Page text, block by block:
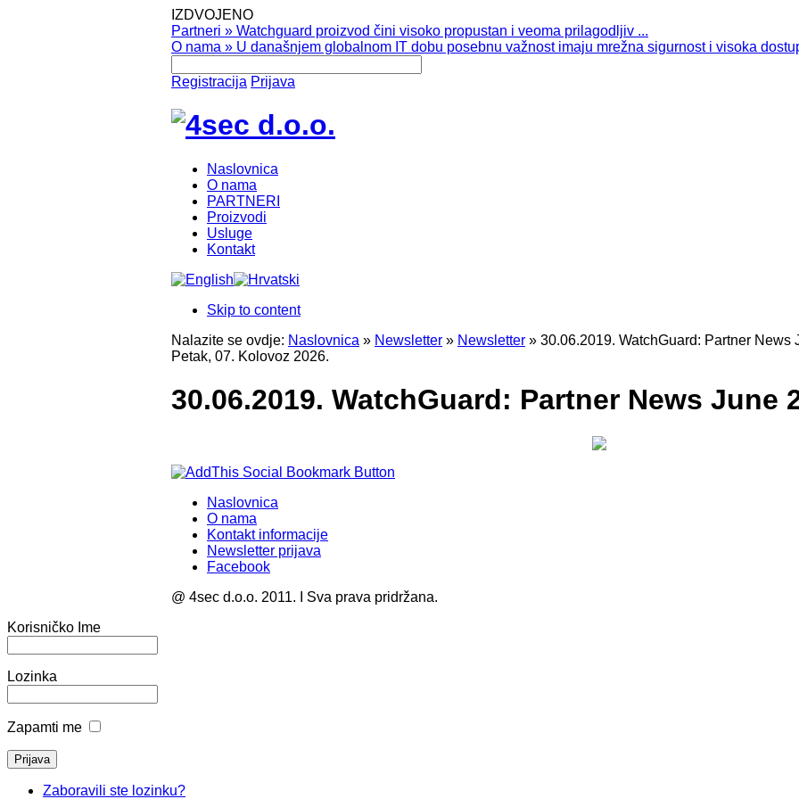
IZDVOJENO
Partneri » Watchguard proizvod čini visoko propustan i veoma prilagodljiv ...
O nama » U današnjem globalnom IT dobu posebnu važnost imaju mrežna sigurnost i visoka
Registracija Prijava
Naslovnica
O nama
PARTNERI
Proizvodi
Usluge
Kontakt
Skip to content
Nalazite se ovdje: Naslovnica » Newsletter » Newsletter » 30.06.2019. WatchGuard: Partner News
Petak, 07. Kolovoz 2026.
30.06.2019. WatchGuard: Partner News June
Naslovnica
O nama
Kontakt informacije
Newsletter prijava
Facebook
@ 4sec d.o.o. 2011. I Sva prava pridržana.
Korisničko Ime
Lozinka
Zapamti me
Zaboravili ste lozinku?